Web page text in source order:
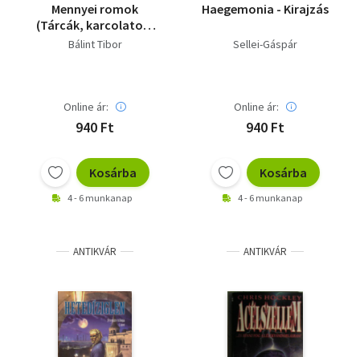
Mennyei romok
(Tárcák, karcolatok,
novellák)
Bálint Tibor
Online ár:
940 Ft
Kosárba
4 - 6 munkanap
Haegemonia - Kirajzás
Sellei-Gáspár
Online ár:
940 Ft
Kosárba
4 - 6 munkanap
ANTIKVÁR ANTIKVÁR